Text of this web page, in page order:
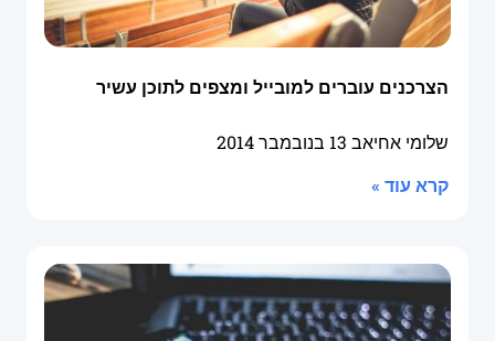
הצרכנים עוברים למובייל ומצפים לתוכן עשיר
שלומי אחיאב 13 בנובמבר 2014
קרא עוד »